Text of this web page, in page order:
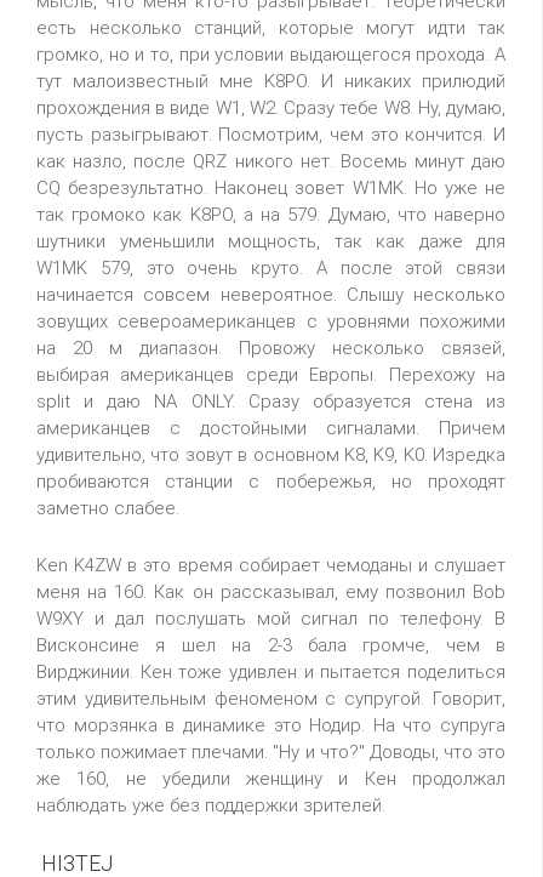
есть несколько станций, которые могут идти так
громко, но и то, при условии выдающегося прохода. А
тут малоизвестный мне K8PO. И никаких прилюдий
прохождения в виде W1, W2. Сразу тебе W8. Ну, думаю,
пусть разыгрывают. Посмотрим, чем это кончится. И
как назло, после QRZ никого нет. Восемь минут даю
CQ безрезультатно. Наконец зовет W1MK. Но уже не
так громоко как K8PO, а на 579. Думаю, что наверно
шутники уменьшили мощность, так как даже для
W1MK 579, это очень круто. А после этой связи
начинается совсем невероятное. Слышу несколько
зовущих североамериканцев с уровнями похожими
на 20 м диапазон. Провожу несколько связей,
выбирая американцев среди Европы. Перехожу на
split и даю NA ONLY. Сразу образуется стена из
американцев с достойными сигналами. Причем
удивительно, что зовут в основном K8, K9, K0. Изредка
пробиваются станции с побережья, но проходят
заметно слабее.
Ken K4ZW в это время собирает чемоданы и слушает
меня на 160. Как он рассказывал, ему позвонил Bob
W9XY и дал послушать мой сигнал по телефону. В
Висконсине я шел на 2-3 бала громче, чем в
Вирджинии. Кен тоже удивлен и пытается поделиться
этим удивительным феноменом с супругой. Говорит,
что морзянка в динамике это Нодир. На что супруга
только пожимает плечами. "Ну и что?" Доводы, что это
же 160, не убедили женщину и Кен продолжал
наблюдать уже без поддержки зрителей.
HI3TEJ